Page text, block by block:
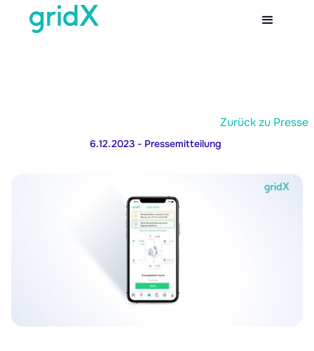
Zurück zu Presse
6.12.2023 - Pressemitteilung